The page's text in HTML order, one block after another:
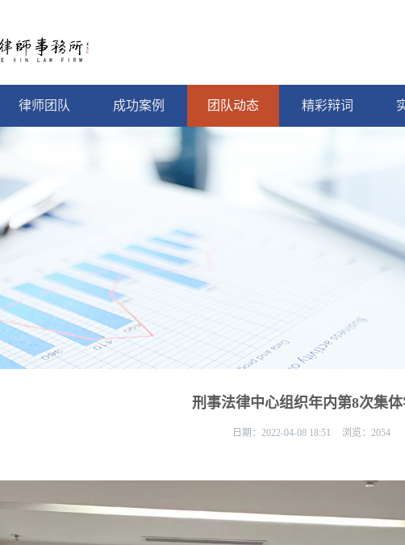
律师团队 成功案例 团队动态 精彩辩词
刑事法律中心组织年内第8次集
日期： 2022-04-08 18:51 浏览： 2054